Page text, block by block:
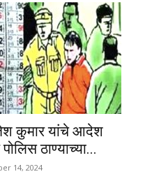
कुमार यांचे आदेश
ठाण्याच्या...
14, 2024